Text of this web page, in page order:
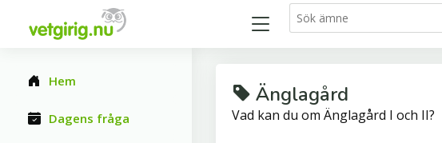
Hem
Dagens fråga
Änglagård
Vad kan du om Änglagård I och II?